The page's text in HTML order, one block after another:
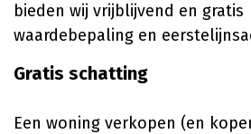
bieden wij vrijblijvend en gratis
waardebepaling en
Gratis schatting
Een woning verkopen (en